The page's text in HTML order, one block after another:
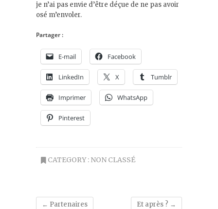
je n’ai pas envie d’être déçue de ne pas avoir
osé m’envoler.
Partager :
E-mail Facebook
LinkedIn X Tumblr
Imprimer WhatsApp
Pinterest
CATEGORY : NON CLASSÉ
← Partenaires Et après ? →